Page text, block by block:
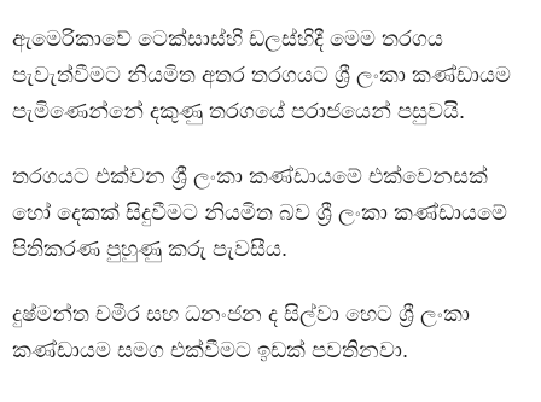
ඇමෙරිකාවේ ටෙක්සාස්හි ඩලස්හිදී මෙම තරගය
පැවැත්වීමට නියමිත අතර තරගයට ශ්‍රී ලංකා කණ්ඩායම
පැමිණෙන්නේ දකුණු තරගයේ පරාජයෙන් පසුවයි.
තරගයට එක්වන ශ්‍රී ලංකා කණ්ඩායමේ එක්වෙනසක්
හෝ දෙකක් සිදුවීමට නියමිත බව ශ්‍රී ලංකා කණ්ඩායමේ
පිතිකරණ පුහුණු කරු පැවසීය.
දුෂ්මන්ත චමීර සහ ධනංජන ද සිල්වා හෙට ශ්‍රී ලංකා
කණ්ඩායම සමග එක්වීමට ඉඩක් පවතිනවා.